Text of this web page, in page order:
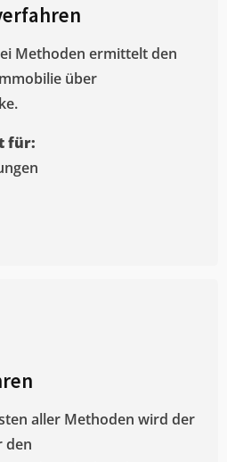
Methoden ermittelt den
über
für:
aller Methoden wird der
den